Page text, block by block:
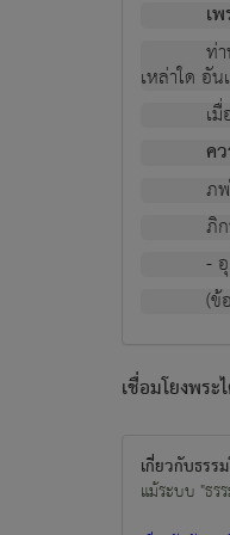
เ
ท่
เหล่าใด อั
เ
ค
ภ
ภิ
-
(ข้
เชื่อมโยงพระ
เกี่ยวกับธร
แม้ระบบ "ธร